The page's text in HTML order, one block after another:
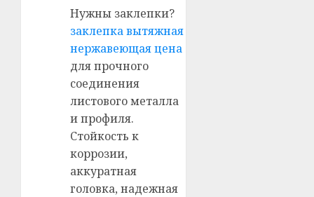
Нужны заклепки?
заклепка вытяжная
нержавеющая цена
для прочного
соединения
листового металла
и профиля.
Стойкость к
коррозии,
аккуратная
головка, надежная